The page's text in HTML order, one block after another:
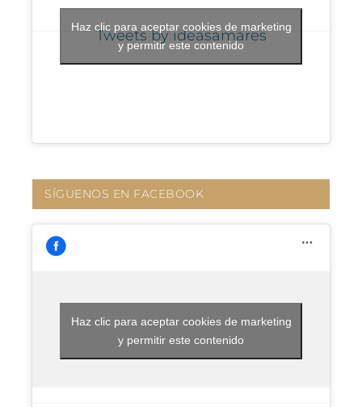
Tweets by ideasamares
Haz clic para aceptar cookies de marketing
y permitir este contenido
SÍGUENOS EN FACEBOOK
Haz clic para aceptar cookies de marketing
y permitir este contenido